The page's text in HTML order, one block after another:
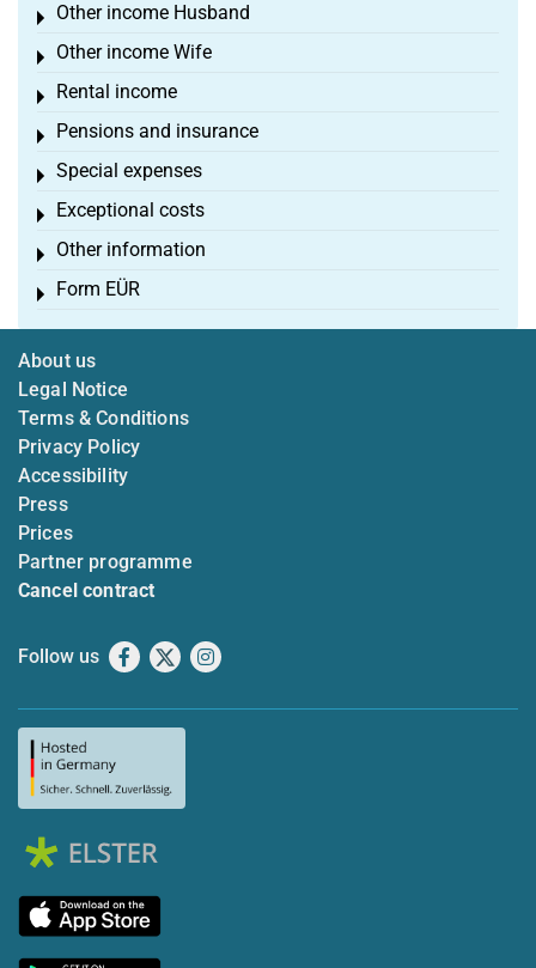
Other income Husband
Toggle menu
Other income Wife
Toggle menu
Rental income
Toggle menu
Pensions and insurance
Toggle menu
Special expenses
Toggle menu
Exceptional costs
Toggle menu
Other information
Toggle menu
Form EÜR
Toggle menu
About us
Legal Notice
Terms & Conditions
Privacy Policy
Accessibility
Press
Prices
Partner programme
Cancel contract
Follow us Facebook
X Instagram